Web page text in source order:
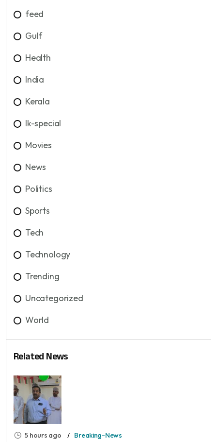
feed
Gulf
Health
India
Kerala
lk-special
Movies
News
Politics
Sports
Tech
Technology
Trending
Uncategorized
World
Related News
5 hours ago Breaking-News